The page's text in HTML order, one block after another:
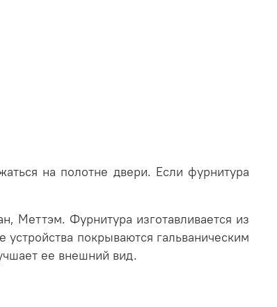
на полотне двери. Если фурнитура
Меттэм. Фурнитура изготавливается из
покрываются гальваническим
ее внешний вид.